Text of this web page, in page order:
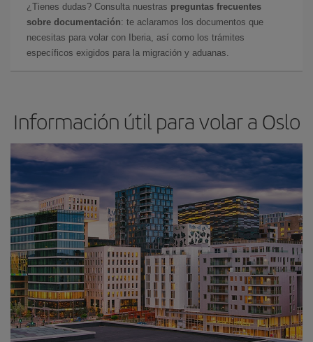
¿Tienes dudas? Consulta nuestras preguntas frecuentes
sobre documentación: te aclaramos los documentos que
necesitas para volar con Iberia, así como los trámites
específicos exigidos para la migración y aduanas.
Información útil para volar a Oslo